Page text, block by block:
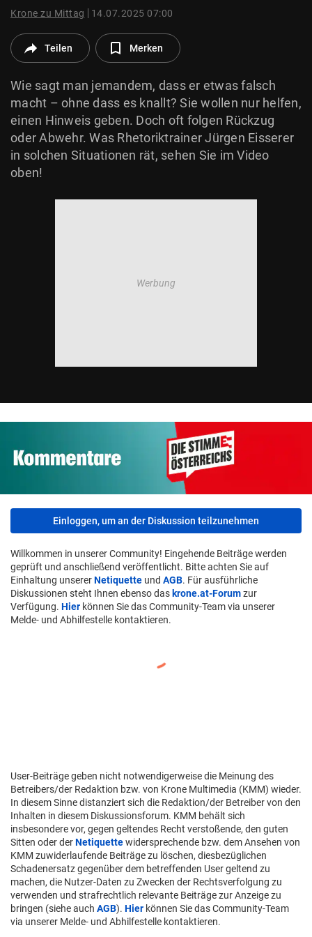
© Krone Multimedia GmbH & Co KG 2026
Krone zu Mittag 14.07.2025 07:00
Teilen Merken
Wie sagt man jemandem, dass er etwas falsch
macht – ohne dass es knallt? Sie wollen nur helfen,
einen Hinweis geben. Doch oft folgen Rückzug
oder Abwehr. Was Rhetoriktrainer Jürgen Eisserer
in solchen Situationen rät, sehen Sie im Video
oben!
Einloggen, um an der Diskussion teilzunehmen
Willkommen in unserer Community! Eingehende Beiträge werden
geprüft und anschließend veröffentlicht. Bitte achten Sie auf
Einhaltung unsererNetiquette und AGB. Für ausführliche
Diskussionen steht Ihnen ebenso das krone.at-Forumzur
Verfügung. Hier können Sie das Community-Team via unserer
Melde- und Abhilfestelle kontaktieren.
User-Beiträge geben nicht notwendigerweise die Meinung des
Betreibers/der Redaktion bzw. von Krone Multimedia (KMM) wieder.
In diesem Sinne distanziert sich die Redaktion/der Betreiber von den
Inhalten in diesem Diskussionsforum. KMM behält sich
insbesondere vor, gegen geltendes Recht verstoßende, den guten
Sitten oder derNetiquettewidersprechende bzw. dem Ansehen von
KMM zuwiderlaufende Beiträge zu löschen, diesbezüglichen
Schadenersatz gegenüber dem betreffenden User geltend zu
machen, die Nutzer-Daten zu Zwecken der Rechtsverfolgung zu
verwenden und strafrechtlich relevante Beiträge zur Anzeige zu
bringen (siehe auch AGB). Hier können Sie das Community-Team
via unserer Melde- und Abhilfestelle kontaktieren.